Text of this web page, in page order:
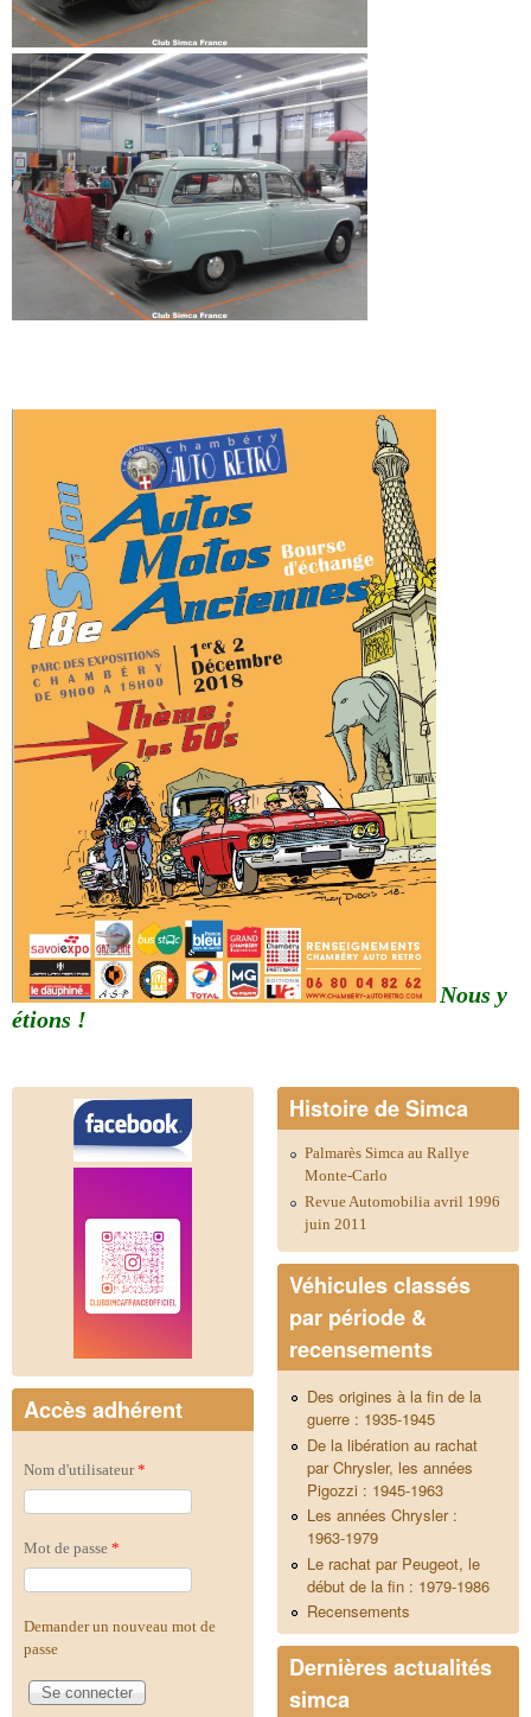
Nous y
étions !
Accès adhérent
Nom d'utilisateur*
Mot de passe *
Demander un nouveau mot de
passe
Histoire de Simca
Palmarès Simca au Rallye
Monte-Carlo
Revue Automobilia avril 1996
juin 2011
Véhicules classés
par période &
recensements
Des origines à la fin de la
guerre : 1935-1945
De la libération au rachat
par Chrysler, les années
Pigozzi : 1945-1963
Les années Chrysler :
1963-1979
Le rachat par Peugeot, le
début de la fin : 1979-1986
Recensements
Dernières actualités
simca